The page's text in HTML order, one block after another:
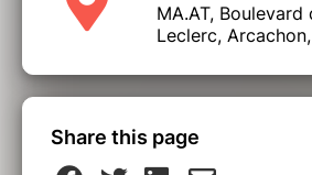
MA.AT, Boulevard
Leclerc,
Share this page